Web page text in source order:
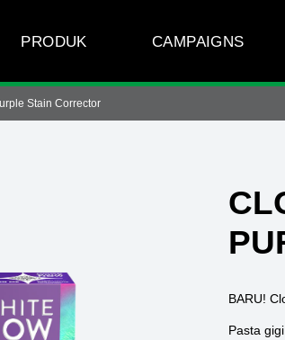
PRODUK CAMPAIGNS
Stain Corrector
BARU!
Pasta